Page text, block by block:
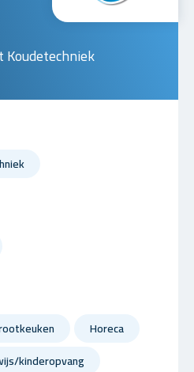
Koudetechniek
Horeca
kinderopvang